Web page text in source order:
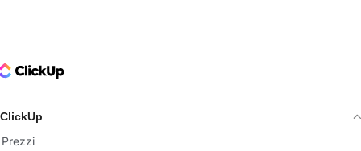
Logo
ClickUp
Prezzi